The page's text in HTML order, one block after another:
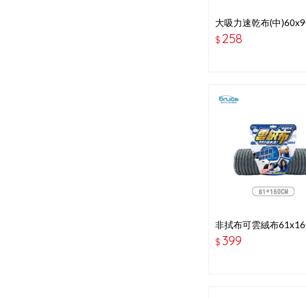
大吸力速乾布(中
藍灰 TA-D031
$ 258
非拭布可雲絨布
灰色
$ 399